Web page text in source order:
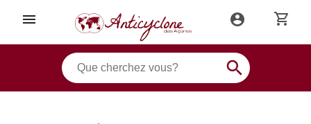
menu account_circle shopping_cart
search